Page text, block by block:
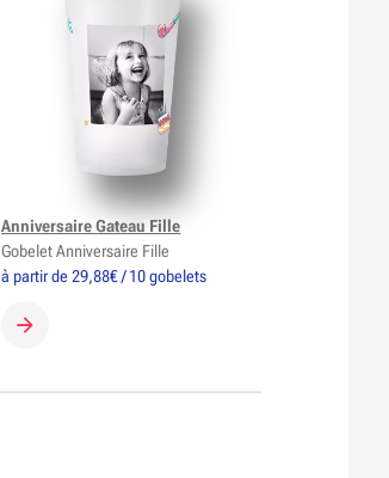
à partir de 29,88€ / 10 gobelets
CRÉER MON GOBELET
Anniversaire Gateau Fille
Gobelet Anniversaire Fille